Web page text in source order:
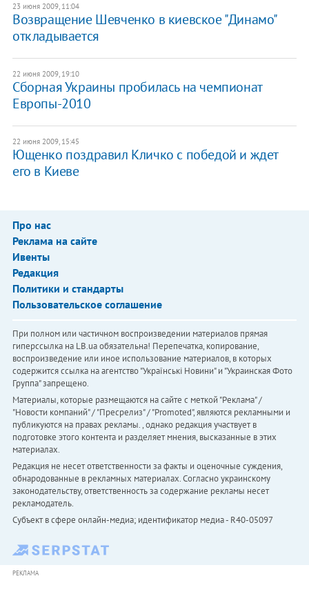
23 июня 2009, 11:04
Возвращение Шевченко в киевское "Динамо"
откладывается
22 июня 2009, 19:10
Сборная Украины пробилась на чемпионат
Европы-2010
22 июня 2009, 15:45
Ющенко поздравил Кличко с победой и ждет
его в Киеве
Про нас
Реклама на сайте
Ивенты
Редакция
Политики и стандарты
Пользовательское соглашение
При полном или частичном воспроизведении материалов прямая
гиперссылка на LB.ua обязательна! Перепечатка, копирование,
воспроизведение или иное использование материалов, в которых
содержится ссылка на агентство "Українськi Новини" и "Украинская Фото
Группа" запрещено.
Материалы, которые размещаются на сайте с меткой "Реклама" /
"Новости компаний" / "Пресрелиз" / "Promoted", являются рекламными и
публикуются на правах рекламы. , однако редакция участвует в
подготовке этого контента и разделяет мнения, высказанные в этих
материалах.
Редакция не несет ответственности за факты и оценочные суждения,
обнародованные в рекламных материалах. Согласно украинскому
законодательству, ответственность за содержание рекламы несет
рекламодатель.
Субъект в сфере онлайн-медиа; идентификатор медиа - R40-05097
РЕКЛАМА